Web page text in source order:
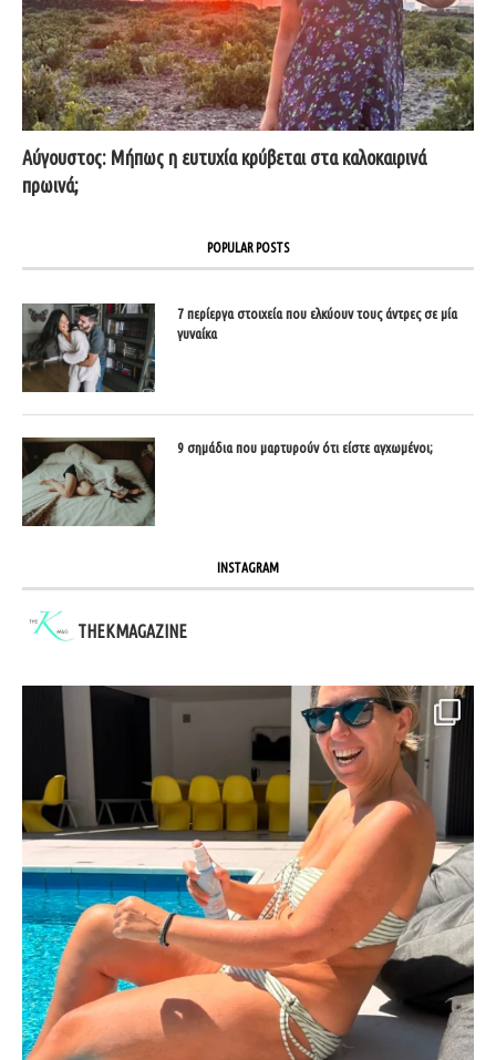
Αύγουστος: Μήπως η ευτυχία κρύβεται στα καλοκαιρινά
πρωινά;
POPULAR POSTS
7 περίεργα στοιχεία που ελκύουν τους άντρες σε μία
γυναίκα
9 σημάδια που μαρτυρούν ότι είστε αγχωμένοι;
INSTAGRAM
THEKMAGAZINE